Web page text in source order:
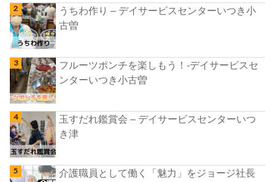
うちわ作り – デイサービスセンターいつき小
古曽
フルーツポンチを楽しもう！-デイサービスセ
ンターいつき小古曽
玉すだれ鑑賞会 – デイサービスセンターいつ
き津
介護職員として働く「魅力」をジョージ社長